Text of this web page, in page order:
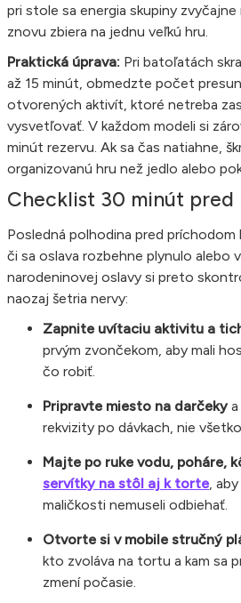
pri stole sa energia skupiny zvyčajne
znovu zbiera na jednu veľkú hru.
Praktická úprava: Pri batoľatách
až 15 minút, obmedzte počet
otvorených aktivít, ktoré netreba
vysvetľovať. V každom modeli si
minút rezervu. Ak sa čas natiahne,
organizovanú hru než jedlo alebo
Checklist 30 minút
Posledná polhodina pred
či sa oslava rozbehne plynulo alebo
narodeninovej oslavy si preto
naozaj šetria nervy:
Zapnite uvítaciu aktivitu a
prvým zvončekom, aby mali
čo robiť.
Pripravte miesto na darčekya
rekvizity po dávkach, nie
Majte po ruke vodu, poháre,
servítky na stôl aj k torte ,
maličkosti nemuseli odbiehať.
Otvorte si v mobile stručný
kto zvoláva na tortu a kam sa
zmení počasie.